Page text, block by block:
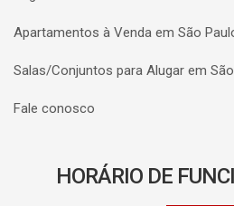
Apartamentos à Venda em São
Salas/Conjuntos para Alugar em
Fale conosco
HORÁRIO DE